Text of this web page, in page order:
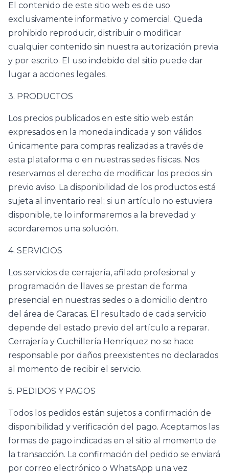
El contenido de este sitio web es de uso
exclusivamente informativo y comercial. Queda
prohibido reproducir, distribuir o modificar
cualquier contenido sin nuestra autorización previa
y por escrito. El uso indebido del sitio puede dar
lugar a acciones legales.
3. PRODUCTOS
Los precios publicados en este sitio web están
expresados en la moneda indicada y son válidos
únicamente para compras realizadas a través de
esta plataforma o en nuestras sedes físicas. Nos
reservamos el derecho de modificar los precios sin
previo aviso. La disponibilidad de los productos está
sujeta al inventario real; si un artículo no estuviera
disponible, te lo informaremos a la brevedad y
acordaremos una solución.
4. SERVICIOS
Los servicios de cerrajería, afilado profesional y
programación de llaves se prestan de forma
presencial en nuestras sedes o a domicilio dentro
del área de Caracas. El resultado de cada servicio
depende del estado previo del artículo a reparar.
Cerrajería y Cuchillería Henríquez no se hace
responsable por daños preexistentes no declarados
al momento de recibir el servicio.
5. PEDIDOS Y PAGOS
Todos los pedidos están sujetos a confirmación de
disponibilidad y verificación del pago. Aceptamos las
formas de pago indicadas en el sitio al momento de
la transacción. La confirmación del pedido se enviará
por correo electrónico o WhatsApp una vez